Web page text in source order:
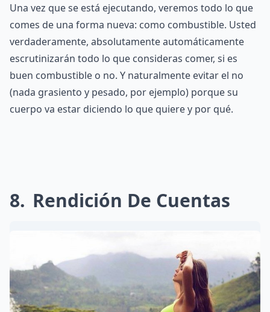
Una vez que se está ejecutando, veremos todo lo que
comes de una forma nueva: como combustible. Usted
verdaderamente, absolutamente automáticamente
escrutinizarán todo lo que consideras comer, si es
buen combustible o no. Y naturalmente evitar el no
(nada grasiento y pesado, por ejemplo) porque su
cuerpo va estar diciendo lo que quiere y por qué.
8 Rendición De Cuentas